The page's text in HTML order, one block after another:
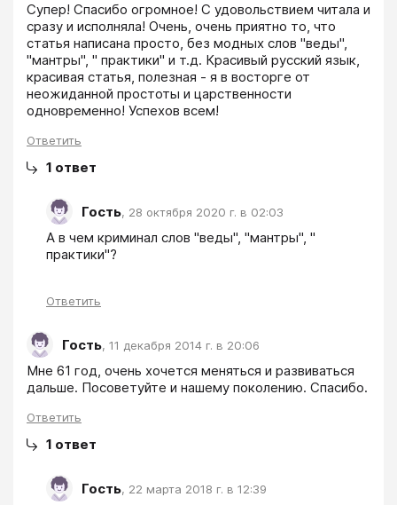
Супер! Спасибо огромное! С удовольствием читала и
сразу и исполняла! Очень, очень приятно то, что
статья написана просто, без модных слов "веды",
"мантры", " практики" и т.д. Красивый русский язык,
красивая статья, полезная - я в восторге от
неожиданной простоты и царственности
Ответить
1 ответ
Гость, 28 октября 2020 г. в 02:03
А в чем криминал слов "веды", "мантры", "
практики"?
Ответить
Гость, 11 декабря 2014 г. в 20:06
Мне 61 год, очень хочется меняться и развиваться
дальше. Посоветуйте и нашему поколению. Спасибо.
Ответить
1 ответ
Гость, 22 марта 2018 г. в 12:39